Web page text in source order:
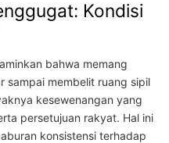
Kondisi
bahwa memang
sampai membelit ruang sipil
kesewenangan yang
persetujuan rakyat. Hal ini
konsistensi terhadap